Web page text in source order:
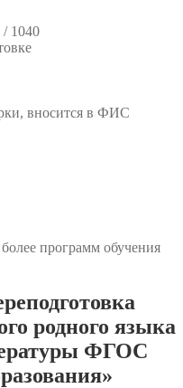
/ 1040
вносится в ФИС
программ обучения
родного языка
ФГОС